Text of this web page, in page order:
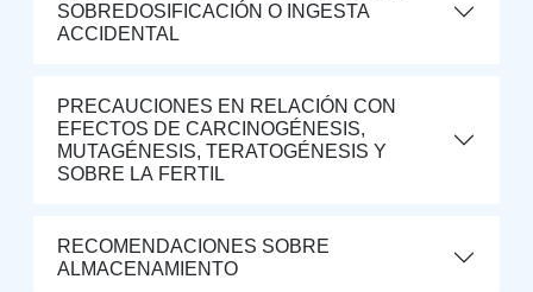
SOBREDOSIFICACIÓN O INGESTA
ACCIDENTAL
PRECAUCIONES EN RELACIÓN CON
EFECTOS DE CARCINOGÉNESIS,
MUTAGÉNESIS, TERATOGÉNESIS Y
SOBRE LA FERTIL
RECOMENDACIONES SOBRE
ALMACENAMIENTO